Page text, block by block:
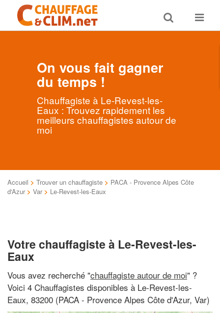
Toggle
search
Toggle
On vous fait gagner
du temps !
Chauffagiste à Le-Revest-les-
Eaux : Trouvez rapidement les
meilleurs chauffagistes autour de
moi
Accueil > Trouver un chauffagiste > PACA - Provence Alpes Côte
d'Azur > Var > Le-Revest-les-Eaux
Votre chauffagiste à Le-Revest-les-
Eaux
Vous avez recherché "chauffagiste autour de moi" ?
Voici 4 Chauffagistes disponibles à Le-Revest-les-
Eaux, 83200 (PACA - Provence Alpes Côte d'Azur, Var)